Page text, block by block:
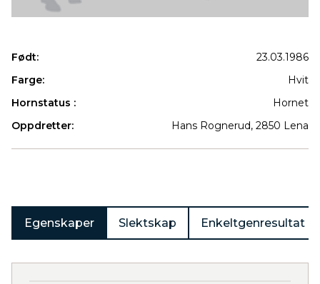
Født:
23.03.1986
Farge:
Hvit
Hornstatus :
Hornet
Oppdretter:
Hans Rognerud, 2850 Lena
Egenskaper Slektskap Enkeltgenresultat